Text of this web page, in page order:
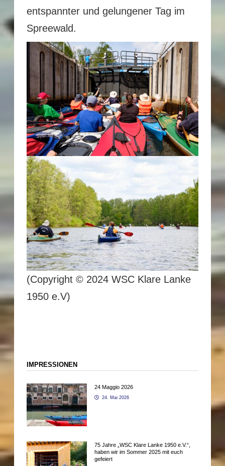
entspannter und gelungener Tag im
Spreewald.
(Copyright © 2024 WSC Klare Lanke
1950 e.V)
IMPRESSIONEN
24 Maggio 2026
24. Mai 2026
75 Jahre „WSC Klare Lanke 1950 e.V.“,
haben wir im Sommer 2025 mit euch
gefeiert